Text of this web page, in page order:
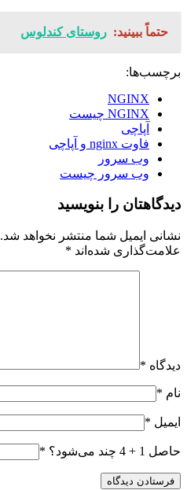
حتماً ببینید: روستای کندلوس
برچسب‌ها:
NGINX
NGINX چیست
آپاچی
فاوت nginx و آپاچی
وب سرور
وب سرور چیست
دیدگاهتان را بنویسید
نشانی ایمیل شما منتشر نخواهد شد.
علامت‌گذاری شده‌اند *
دیدگاه *
نام *
ایمیل *
حاصل 1 + 4 چند می‌شود؟ *